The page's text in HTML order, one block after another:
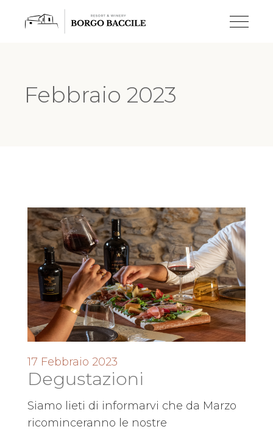
Febbraio 2023
17 Febbraio 2023
Degustazioni
Siamo lieti di informarvi che da Marzo
ricominceranno le nostre